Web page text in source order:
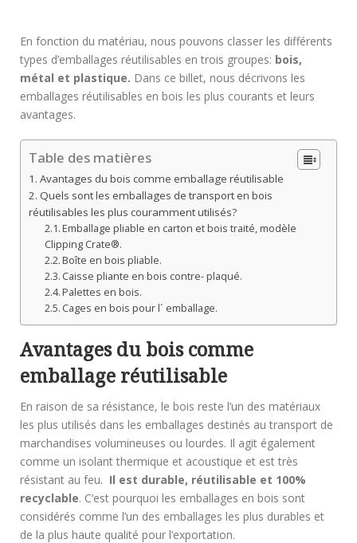
En fonction du matériau, nous pouvons classer les différents
types d’emballages réutilisables en trois groupes: bois,
métal et plastique. Dans ce billet, nous décrivons les
emballages réutilisables en bois les plus courants et leurs
avantages.
Table des matières
Avantages du bois comme emballage réutilisable
Quels sont les emballages de transport en bois
réutilisables les plus couramment utilisés?
Emballage pliable en carton et bois traité, modèle
Clipping Crate®.
Boîte en bois pliable.
Caisse pliante en bois contre- plaqué.
Palettes en bois.
Cages en bois pour l´ emballage.
Avantages du bois comme
emballage réutilisable
En raison de sa résistance, le bois reste l’un des matériaux
les plus utilisés dans les emballages destinés au transport de
marchandises volumineuses ou lourdes. Il agit également
comme un isolant thermique et acoustique et est très
résistant au feu. Il est durable, réutilisable et 100%
recyclable. C’est pourquoi les emballages en bois sont
considérés comme l’un des emballages les plus durables et
de la plus haute qualité pour l’exportation.